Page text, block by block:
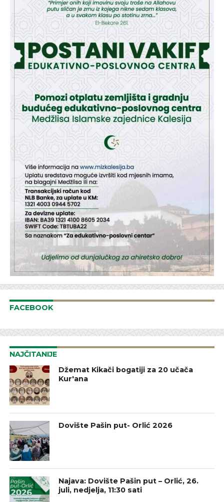
FACEBOOK
NAJČITANIJE
Džemat Kikači bogatiji za 20 učača
Kur'ana
Dovište Pašin put- Orlić 2026
Najava: Dovište Pašin put – Orlić, 26.
juli, nedjelja, 11:30 sati